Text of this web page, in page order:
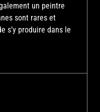
un peintre
sont rares et
s’y produire dans le